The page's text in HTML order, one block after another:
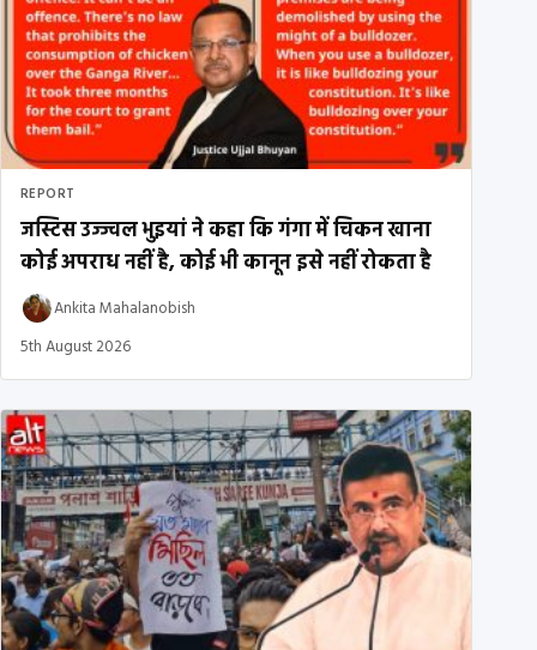
REPORT
जस्टिस उज्ज्वल भुइयां ने कहा कि गंगा में चिकन खाना
कोई अपराध नहीं है, कोई भी कानून इसे नहीं रोकता है
Ankita Mahalanobish
5th August 2026